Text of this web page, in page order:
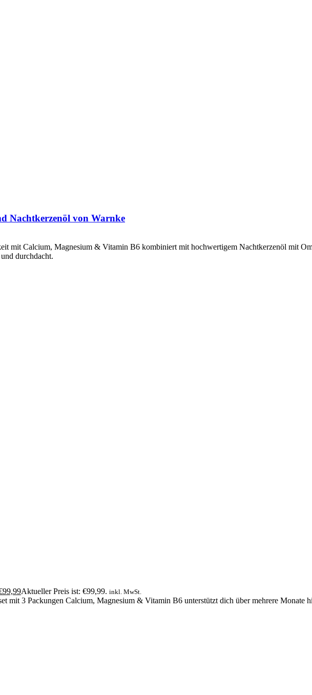
Nachtkerzenöl von Warnke
mit Calcium, Magnesium & Vitamin B6 kombiniert mit hochwertigem Nachtkerzenöl mit
durchdacht.
99,99Aktueller Preis ist: €99,99. inkl. MwSt.
mit 3 Packungen Calcium, Magnesium & Vitamin B6 unterstützt dich über mehrere Monate